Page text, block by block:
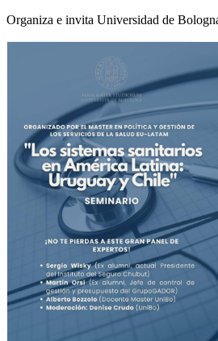
Organiza e invita Universidad de